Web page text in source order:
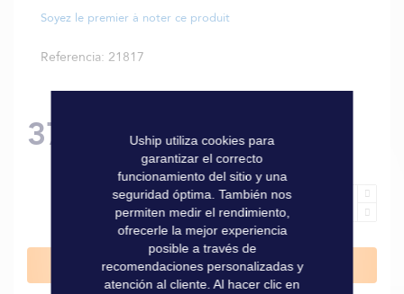
Soyez le premier à noter ce produit
Referencia 21817
37,50 €
Añadir al carrito
Uship utiliza cookies para
garantizar el correcto
funcionamiento del sitio y una
seguridad óptima. También nos
permiten medir el rendimiento,
ofrecerle la mejor experiencia
posible a través de
recomendaciones personalizadas y
atención al cliente. Al hacer clic en